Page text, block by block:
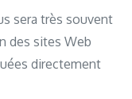
sera très souvent
des sites Web
directement